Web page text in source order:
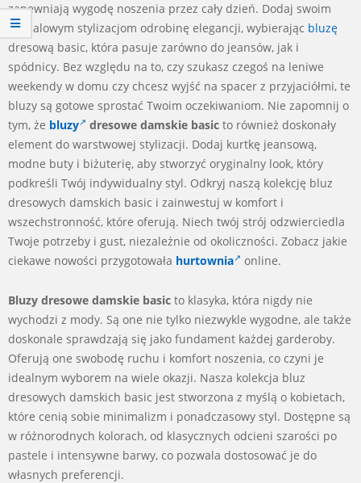
zapewniają wygodę noszenia przez cały dzień. Dodaj swoim
casualowym stylizacjom odrobinę elegancji, wybierając bluzę
dresową basic, która pasuje zarówno do jeansów, jak i
spódnicy. Bez względu na to, czy szukasz czegoś na leniwe
weekendy w domu czy chcesz wyjść na spacer z przyjaciółmi, te
bluzy są gotowe sprostać Twoim oczekiwaniom. Nie zapomnij o
tym, że bluzy dresowe damskie basic to również doskonały
element do warstwowej stylizacji. Dodaj kurtkę jeansową,
modne buty i biżuterię, aby stworzyć oryginalny look, który
podkreśli Twój indywidualny styl. Odkryj naszą kolekcję bluz
dresowych damskich basic i zainwestuj w komfort i
wszechstronność, które oferują. Niech twój strój odzwierciedla
Twoje potrzeby i gust, niezależnie od okoliczności. Zobacz jakie
ciekawe nowości przygotowała hurtownia online.
Bluzy dresowe damskie basic to klasyka, która nigdy nie
wychodzi z mody. Są one nie tylko niezwykle wygodne, ale także
doskonale sprawdzają się jako fundament każdej garderoby.
Oferują one swobodę ruchu i komfort noszenia, co czyni je
idealnym wyborem na wiele okazji. Nasza kolekcja bluz
dresowych damskich basic jest stworzona z myślą o kobietach,
które cenią sobie minimalizm i ponadczasowy styl. Dostępne są
w różnorodnych kolorach, od klasycznych odcieni szarości po
pastele i intensywne barwy, co pozwala dostosować je do
własnych preferencji.